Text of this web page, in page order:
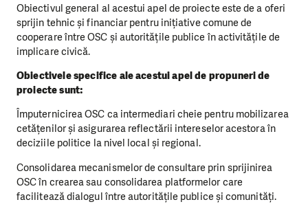
Obiectivul general al acestui apel de proiecte este de a oferi
sprijin tehnic și financiar pentru inițiative comune de
cooperare între OSC și autoritățile publice în activitățile de
implicare civică.
Obiectivele specifice ale acestui apel de propuneri de
proiecte sunt:
Împuternicirea OSC ca intermediari cheie pentru mobilizarea
cetățenilor și asigurarea reflectării intereselor acestora în
deciziile politice la nivel local și regional.
Consolidarea mecanismelor de consultare prin sprijinirea
OSC în crearea sau consolidarea platformelor care
facilitează dialogul între autoritățile publice și comunități.